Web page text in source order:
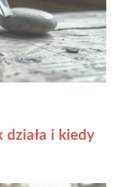
działa i kiedy